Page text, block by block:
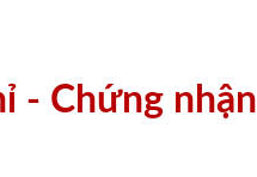
- Chứng nhận